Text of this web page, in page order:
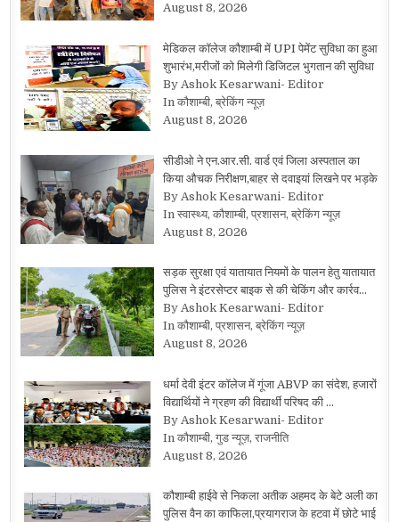
August 8, 2026
मेडिकल कॉलेज कौशाम्बी में UPI पेमेंट सुविधा का हुआ
शुभारंभ,मरीजों को मिलेगी डिजिटल भुगतान की सुविधा
By Ashok Kesarwani- Editor
In कौशाम्बी, ब्रेकिंग न्यूज़
August 8, 2026
सीडीओ ने एन.आर.सी. वार्ड एवं जिला अस्पताल का
किया औचक निरीक्षण,बाहर से दवाइयां लिखने पर भड़के
By Ashok Kesarwani- Editor
In स्वास्थ्य, कौशाम्बी, प्रशासन, ब्रेकिंग न्यूज़
August 8, 2026
सड़क सुरक्षा एवं यातायात नियमों के पालन हेतु यातायात
पुलिस ने इंटरसेप्टर बाइक से की चेकिंग और कार्रव…
By Ashok Kesarwani- Editor
In कौशाम्बी, प्रशासन, ब्रेकिंग न्यूज़
August 8, 2026
धर्मा देवी इंटर कॉलेज में गूंजा ABVP का संदेश, हजारों
विद्यार्थियों ने ग्रहण की विद्यार्थी परिषद की …
By Ashok Kesarwani- Editor
In कौशाम्बी, गुड न्यूज़, राजनीति
August 8, 2026
कौशाम्बी हाईवे से निकला अतीक अहमद के बेटे अली का
पुलिस वैन का काफिला,प्रयागराज के हटवा में छोटे भाई